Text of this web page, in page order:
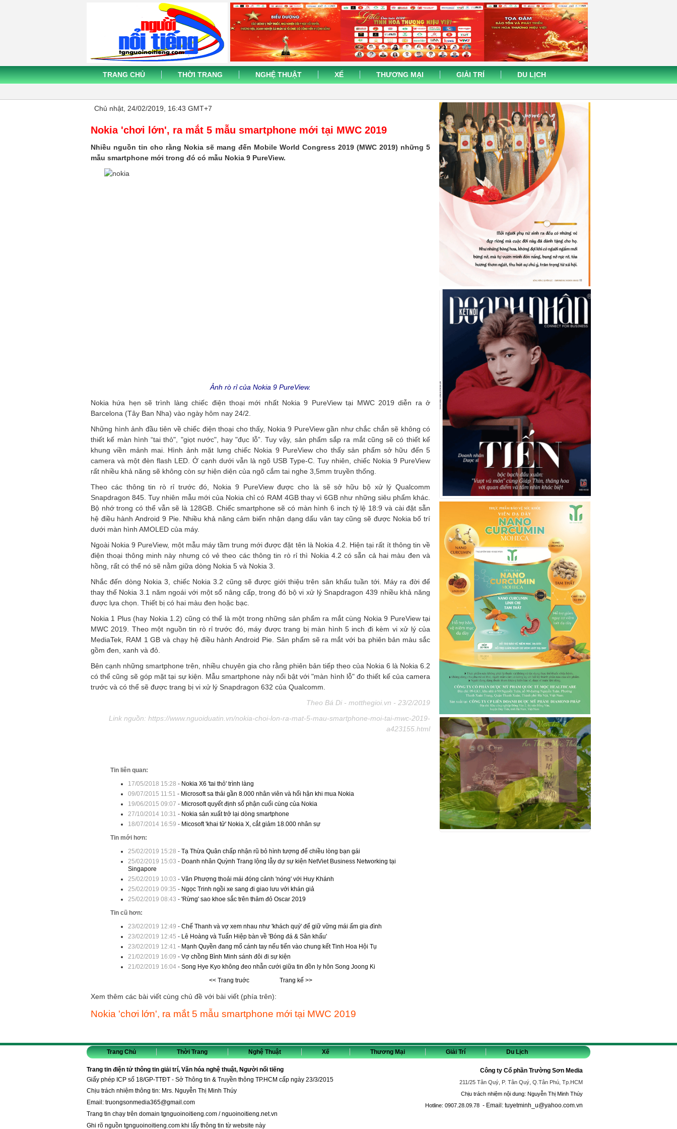
TRANG CHỦ THỜI TRANG NGHỆ THUẬT XẾ THƯƠNG MẠI GIẢI TRÍ DU LỊCH
Chủ nhật, 24/02/2019, 16:43 GMT+7
Nokia 'chơi lớn', ra mắt 5 mẫu smartphone mới tại MWC 2019
Nhiều nguồn tin cho rằng Nokia sẽ mang đến Mobile World Congress 2019 (MWC 2019) những 5
mẫu smartphone mới trong đó có mẫu Nokia 9 PureView.
Ảnh rò rỉ của Nokia 9 PureView.
Nokia hứa hẹn sẽ trình làng chiếc điện thoại mới nhất Nokia 9 PureView tại MWC 2019 diễn ra ở
Barcelona (Tây Ban Nha) vào ngày hôm nay 24/2.
Những hình ảnh đầu tiên về chiếc điện thoại cho thấy, Nokia 9 PureView gần như chắc chắn sẽ không có
thiết kế màn hình “tai thỏ", "giọt nước", hay "đục lỗ”. Tuy vậy, sản phẩm sắp ra mắt cũng sẽ có thiết kế
khung viền mảnh mai. Hình ảnh mặt lưng chiếc Nokia 9 PureView cho thấy sản phẩm sở hữu đến 5
camera và một đèn flash LED. Ở cạnh dưới vẫn là ngõ USB Type-C. Tuy nhiên, chiếc Nokia 9 PureView
rất nhiều khả năng sẽ không còn sự hiện diện của ngõ cắm tai nghe 3,5mm truyền thống.
Theo các thông tin rò rỉ trước đó, Nokia 9 PureView được cho là sẽ sở hữu bộ xử lý Qualcomm
Snapdragon 845. Tuy nhiên mẫu mới của Nokia chỉ có RAM 4GB thay vì 6GB như những siêu phẩm khác.
Bộ nhớ trong có thể vẫn sẽ là 128GB. Chiếc smartphone sẽ có màn hình 6 inch tỷ lệ 18:9 và cài đặt sẵn
hệ điều hành Android 9 Pie. Nhiều khả năng cảm biến nhận dạng dấu vân tay cũng sẽ được Nokia bố trí
dưới màn hình AMOLED của máy.
Ngoài Nokia 9 PureView, một mẫu máy tầm trung mới được đặt tên là Nokia 4.2. Hiện tại rất ít thông tin về
điện thoại thông minh này nhưng có vẻ theo các thông tin rò rỉ thì Nokia 4.2 có sẵn cả hai màu đen và
hồng, rất có thể nó sẽ nằm giữa dòng Nokia 5 và Nokia 3.
Nhắc đến dòng Nokia 3, chiếc Nokia 3.2 cũng sẽ được giới thiệu trên sân khấu tuần tới. Máy ra đời để
thay thế Nokia 3.1 năm ngoái với một số nâng cấp, trong đó bộ vi xử lý Snapdragon 439 nhiều khả năng
được lựa chọn. Thiết bị có hai màu đen hoặc bạc.
Nokia 1 Plus (hay Nokia 1.2) cũng có thể là một trong những sản phẩm ra mắt cùng Nokia 9 PureView tại
MWC 2019. Theo một nguồn tin rò rỉ trước đó, máy được trang bị màn hình 5 inch đi kèm vi xử lý của
MediaTek, RAM 1 GB và chạy hệ điều hành Android Pie. Sản phẩm sẽ ra mắt với ba phiên bản màu sắc
gồm đen, xanh và đỏ.
Bên cạnh những smartphone trên, nhiều chuyên gia cho rằng phiên bản tiếp theo của Nokia 6 là Nokia 6.2
có thể cũng sẽ góp mặt tại sự kiện. Mẫu smartphone này nổi bật với "màn hình lỗ" đo thiết kế của camera
trước và có thể sẽ được trang bị vi xử lý Snapdragon 632 của Qualcomm.
Theo Bá Di - motthegioi.vn - 23/2/2019
Link nguồn: https://www.nguoiduatin.vn/nokia-choi-lon-ra-mat-5-mau-smartphone-moi-tai-mwc-2019-
a423155.html
Tin liên quan:
17/05/2018 15:28 - Nokia X6 'tai thỏ' trình làng
09/07/2015 11:51 - Microsoft sa thải gần 8.000 nhân viên và hối hận khi mua Nokia
19/06/2015 09:07 - Microsoft quyết định số phận cuối cùng của Nokia
27/10/2014 10:31 - Nokia sản xuất trở lại dòng smartphone
18/07/2014 16:59 - Micosoft 'khai tử' Nokia X, cắt giảm 18.000 nhân sự
Tin mới hơn:
25/02/2019 15:28 - Tạ Thừa Quân chấp nhận rũ bỏ hình tượng để chiều lòng bạn gái
25/02/2019 15:03 - Doanh nhân Quỳnh Trang lộng lẫy dự sự kiện NetViet Business Networking tại
Singapore
25/02/2019 10:03 - Văn Phượng thoải mái đóng cảnh 'nóng' với Huy Khánh
25/02/2019 09:35 - Ngọc Trinh ngồi xe sang đi giao lưu với khán giả
25/02/2019 08:43 - 'Rừng' sao khoe sắc trên thảm đỏ Oscar 2019
Tin cũ hơn:
23/02/2019 12:49 - Chế Thanh và vợ xem nhau như 'khách quý' để giữ vững mái ấm gia đình
23/02/2019 12:45 - Lê Hoàng và Tuấn Hiệp bàn về 'Bóng đá & Sân khấu'
23/02/2019 12:41 - Mạnh Quyền đang mổ cánh tay nếu tiến vào chung kết Tinh Hoa Hội Tụ
21/02/2019 16:09 - Vợ chồng Bình Minh sánh đôi đi sự kiện
21/02/2019 16:04- Song Hye Kyo không đeo nhẫn cưới giữa tin đồn ly hôn Song Joong Ki
<< Trang truớc
Trang kế >>
Xem thêm các bài viết cùng chủ đề với bài viết (phía trên):
Nokia 'chơi lớn', ra mắt 5 mẫu smartphone mới tại MWC 2019
Trang Chủ Thời Trang Nghệ Thuật Xế Thương Mại Giải Trí Du Lịch
Trang tin điện tử thông tin giải trí, Văn hóa nghệ thuật, Người nổi tiếng
Giấy phép ICP số 18/GP-TTĐT - Sở Thông tin & Truyền thông TP.HCM cấp ngày 23/3/2015
Chịu trách nhiệm thông tin: Mrs. Nguyễn Thị Minh Thúy
Email: truongsonmedia365@gmail.com
Trang tin chạy trên domain tgnguoinoitieng.com /nguoinoitieng.net.vn
Ghi rõ nguồn tgnguoinoitieng.com khi lấy thông tin từ website này
Công ty Cổ phần Trường Sơn Media
211/25 Tân Quý, P. Tân Quý, Q.Tân Phú, Tp.HCM
Chịu trách nhiệm nội dung: Nguyễn Thị Minh Thúy
Hotline: 0907.28.09.78 - Email: tuyetminh_u@yahoo.com.vn